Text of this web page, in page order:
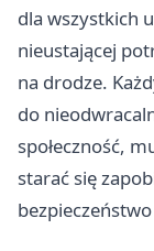
dla wszystkich
nieustającej
na drodze.
do
społeczność,
starać się